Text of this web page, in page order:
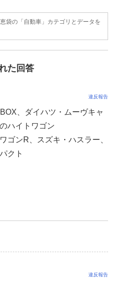
袋の「自動車」カテゴリとデータを
た回答
違反報告
、ダイハツ・ムーヴキャ
ハイトワゴン
ゴンR、スズキ・ハスラー、
クト
違反報告